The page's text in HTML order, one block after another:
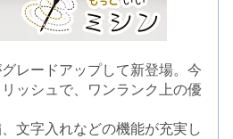
レードアップして新登場。今
ッシュで、ワンランク上の優
文字入れなどの機能が充実し